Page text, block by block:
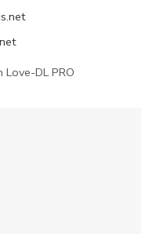
Love-DL PRO